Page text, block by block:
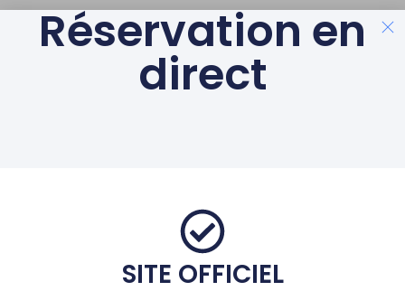
AVEC LE SOUTIEN DE LA
Français
Réservation en
direct
SITE OFFICIEL